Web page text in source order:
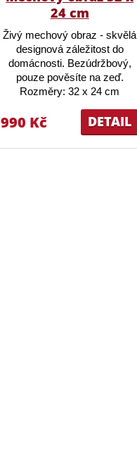
24 cm
Živý mechový obraz - skvělá
designová záležitost do
domácnosti. Bezúdržbový,
pouze pověsíte na zeď.
Rozměry: 32 x 24 cm
DETAIL
990 Kč